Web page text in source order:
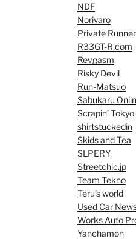
NDF
Noriyaro
Private
R33GT-R.com
Revgasm
Risky Devil
Run-Matsuo
Sabukaru
Scrapin’ Tokyo
shirtstuckedin
Skids and Tea
SLPERY
Streetchic.jp
Team Tekno
Teru’s world
Used Car
Works Auto
Yanchamon